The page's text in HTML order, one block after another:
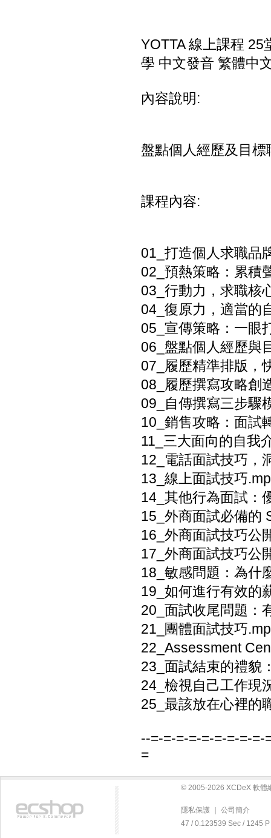
YOTTA 線上課程
學 中文發音 繁體中
內容說明:
盤點個人經歷及目
課程內容:
01_打造個人求職
02_預熱策略：累積
03_行動力，求職核
04_復原力，適當的
05_宣傳策略：一眼
06_盤點個人經歷與
07_履歷精準排版，
08_履歷撰寫攻略創
09_自傳撰寫三步驟
10_銷售攻略：面試
11_三大面向的自我
12_電話面試技巧，
13_線上面試技巧
14_其他行為面試：
15_外商面試必備的
16_外商面試技巧公
17_外商面試技巧公
18_敏感問題：為什
19_如何進行有效的
20_面試收尾問題：
21_團體面試技巧
22_Assessment
23_面試結束的禮貌
24_檢視自己工作現
25_最該放在心裡的
--=-=-=-=-=-=-=-=-=-
=
© 2005-2026 XCDeX 軟體
隱私保護
公司簡介
47 / 0.123539 Sec / 1245